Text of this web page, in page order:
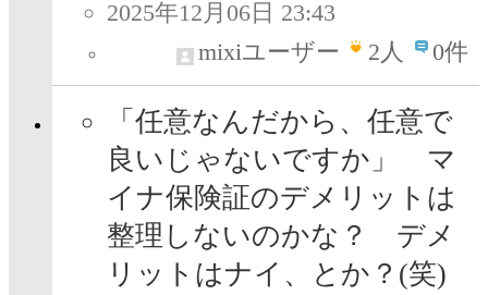
2025年12月06日 23:43
mixiユーザー
2人 0件
「任意なんだから、任意で
良いじゃないですか」 マ
イナ保険証のデメリットは
整理しないのかな？ デメ
リットはナイ、とか？(笑)